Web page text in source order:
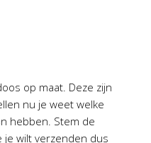
op maat. Deze zijn
nu je weet welke
hebben. Stem de
je wilt verzenden dus